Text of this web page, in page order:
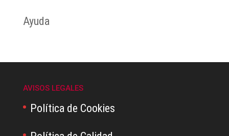
Ayuda
AVISOS LEGALES
Política de Cookies